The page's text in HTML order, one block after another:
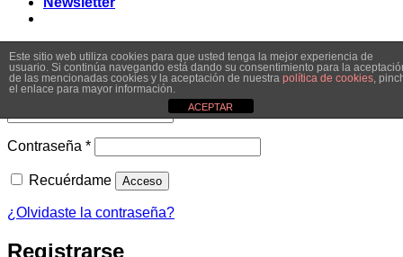
Este sitio web utiliza cookies para que usted tenga la mejor experiencia de
usuario. Si continúa navegando está dando su consentimiento para la
de las mencionadas cookies y la aceptación de nuestra política de cookies,
el enlace para mayor información.
ACEPTAR
Acceder
Nombre de usuario o correo electrónico
Contraseña *Obligatorio
Recuérdame Acceso
¿Olvidaste la contraseña?
Registrarse